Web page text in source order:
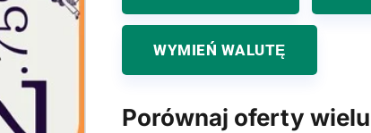
WYMIEŃ WALUTĘ
Porównaj oferty